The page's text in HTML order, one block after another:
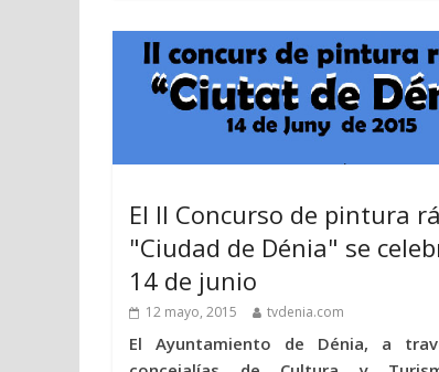
El II Concurso de pintura
"Ciudad de Dénia" se
14 de junio
12 mayo, 2015 tvdenia.com
El Ayuntamiento de Dénia, a